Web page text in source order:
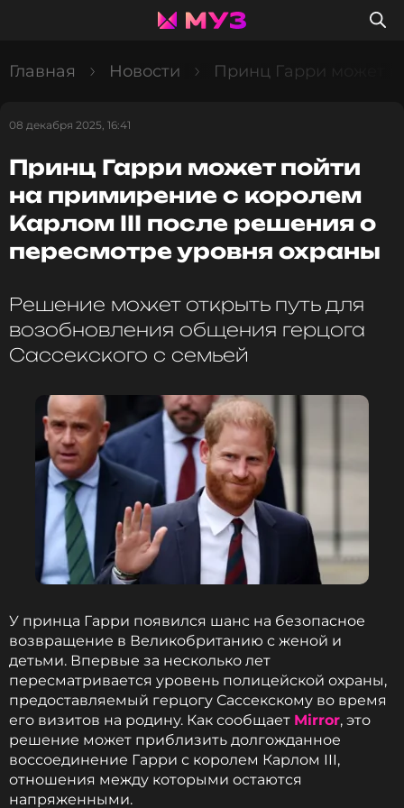
Главная Новости Принц Гарри может
08 декабря 2025, 16:41
Принц Гарри может пойти
на примирение с королем
Карлом III после решения о
пересмотре уровня охраны
Решение может открыть путь для
возобновления общения герцога
Сассекского с семьей
У принца Гарри появился шанс на безопасное
возвращение в Великобританию с женой и
детьми. Впервые за несколько лет
пересматривается уровень полицейской охраны,
предоставляемый герцогу Сассекскому во время
его визитов на родину. Как сообщает Mirror, это
решение может приблизить долгожданное
воссоединение Гарри с королем Карлом III,
отношения между которыми остаются
напряженными.